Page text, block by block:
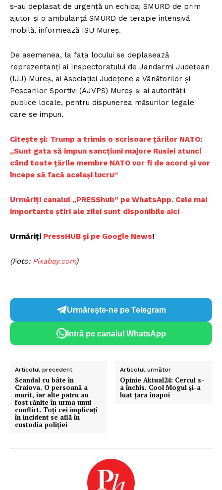
s-au deplasat de urgenţă un echipaj SMURD de prim
ajutor şi o ambulanţă SMURD de terapie intensivă
mobilă, informează ISU Mureş.
De asemenea, la faţa locului se deplasează
reprezentanţi ai Inspectoratului de Jandarmi Judeţean
(IJJ) Mureş, ai Asociaţiei Judeţene a Vânătorilor şi
Pescarilor Sportivi (AJVPS) Mureş şi ai autorităţii
publice locale, pentru dispunerea măsurilor legale
care se impun.
Citește și: Trump a trimis o scrisoare țărilor NATO:
„Sunt gata să impun sancțiuni majore Rusiei atunci
când toate țările membre NATO vor fi de acord și vor
începe să facă același lucru”
Urmăriți canalul „PRESShub” pe WhatsApp. Cele mai
importante știri ale zilei sunt disponibile aici
Urmăriți PressHUB și pe Google News!
(Foto: Pixabay.com)
Urmărește-ne pe Telegram
Intră pe canalul WhatsApp
Articolul precedent
Scandal cu bâte în
Craiova. O persoană a
murit, iar alte patru au
fost rănite în urma unui
conflict. Toți cei implicați
în incident se află în
custodia poliţiei
Articolul următor
Opinie Aktual24: Cercul s-
a închis. Cool Mogul și-a
luat țara înapoi